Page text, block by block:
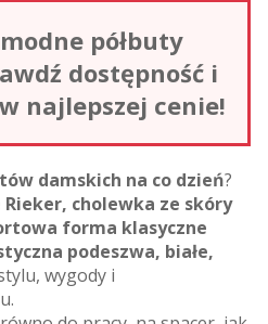
półbuty
dostępność i
najlepszej cenie!
damskich na co dzień?
Rieker, cholewka ze skóry
forma klasyczne
podeszwa, białe,
wygody i